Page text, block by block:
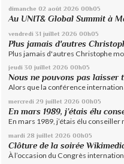
dimanche 02 août 2026 00h05
Au UNIT& Global Summit à
vendredi 31 juillet 2026 00h05
Plus jamais d'autres
Plus jamais d'autres Christophe
jeudi 30 juillet 2026 00h05
Nous ne pouvons pas laisser
Alors que la conférence
mercredi 29 juillet 2026 00h05
En mars 1989, j’étais élu
En mars 1989, j’étais élu conseiller
mardi 28 juillet 2026 00h05
Clôture de la soirée
À l’occasion du Congrès